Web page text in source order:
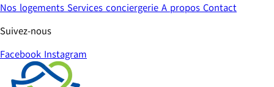
Nos logements Services conciergerie A propos Contact
Suivez-nous
Facebook Instagram